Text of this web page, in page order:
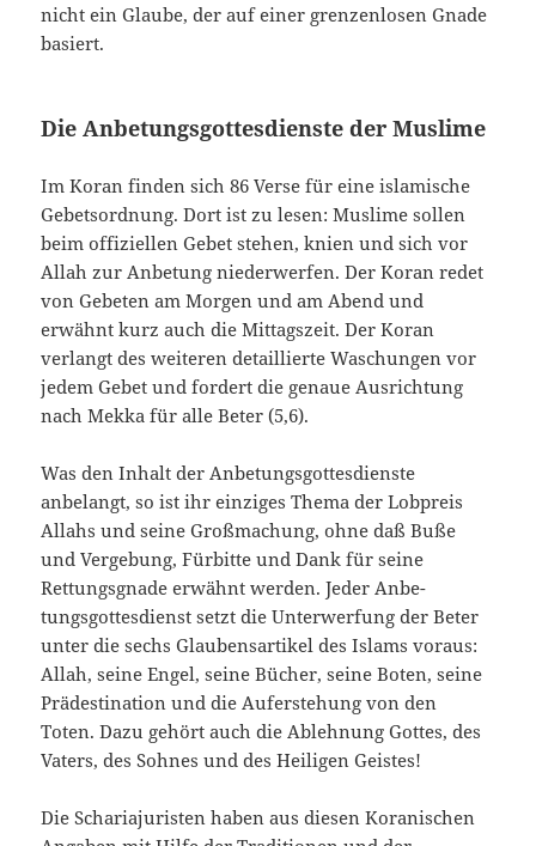
nicht ein Glaube, der auf einer grenzenlo­sen Gnade
basiert.
Die Anbetungsgottesdienste der Muslime
Im Koran finden sich 86 Verse für eine islamische
Gebetsordnung. Dort ist zu lesen: Muslime sollen
beim offiziellen Gebet stehen, knien und sich vor
Allah zur Anbetung niederwerfen. Der Koran redet
von Gebeten am Morgen und am Abend und
erwähnt kurz auch die Mittagszeit. Der Koran
verlangt des weiteren detaillierte Waschungen vor
jedem Gebet und fordert die ge­naue Ausrichtung
nach Mekka für alle Beter (5,6).
Was den Inhalt der Anbetungsgottesdienste
anbelangt, so ist ihr einziges Thema der Lobpreis
Allahs und seine Großmachung, ohne daß Buße
und Vergebung, Fürbitte und Dank für seine
Rettungsgnade erwähnt werden. Jeder Anbe­
tungsgottesdienst setzt die Unterwerfung der Beter
unter die sechs Glaubensartikel des Islams voraus:
Allah, seine Engel, seine Bücher, seine Boten, seine
Prädestination und die Auferste­hung von den
Toten. Dazu gehört auch die Ab­lehnung Gottes, des
Vaters, des Sohnes und des Heiligen Geistes!
Die Schariajuristen haben aus diesen Korani­schen